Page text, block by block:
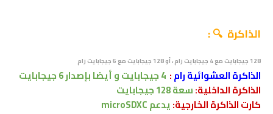
الذاكرة 🔍 :
128 جيجابايت مع 4 جيجابايت رام ، أو 128 جيجابايت مع 6 جيجابايت رام
الذاكرة العشوائية رام: 4 جيجابايت
و أيضا بإصدار 6 جيجابايت
الذاكرة الداخلية:سعة128 جيجابايت
كارت الذاكرة الخارجية:يدعمmicroSDXC